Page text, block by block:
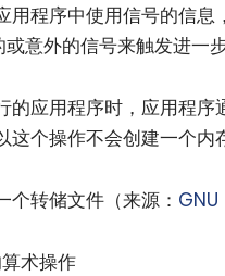
用程序中使用信号的信息
意外的信号来触发进一步
的应用程序时，应用程序
个操作不会创建一个内
个转储文件（来源：
术操作